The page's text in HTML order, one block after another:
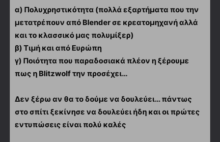
α) Πολυχρηστικότητα (πολλά εξαρτήματα που την
μετατρέπουν από Blender σε κρεατομηχανή αλλά
και το κλασσικό μας πολυμίξερ)
β) Τιμή και από Ευρώπη
γ) Ποιότητα που παραδοσιακά πλέον η ξέρουμε
πως η Blitzwolf την προσέχει…
Δεν ξέρω αν θα το δούμε να δουλεύει… πάντως
στο σπίτι ξεκίνησε να δουλεύει ήδη και οι πρώτες
εντυπώσεις είναι πολύ καλές